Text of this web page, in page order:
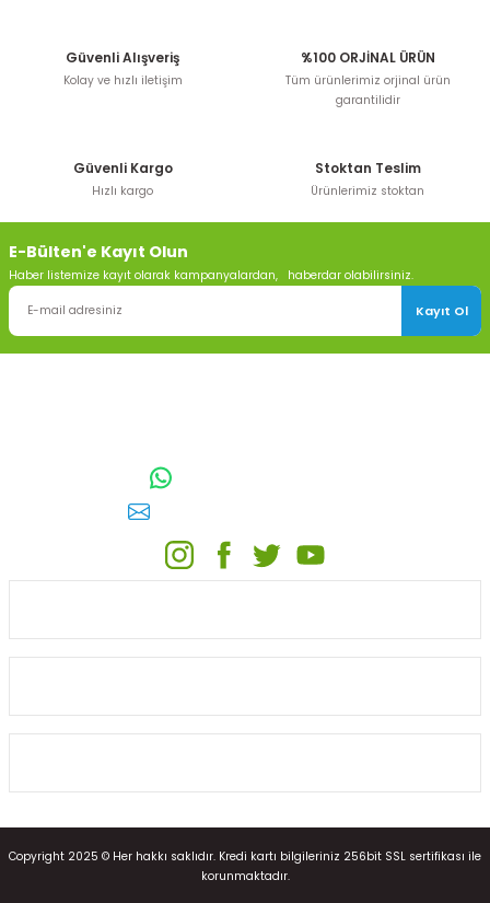
Güvenli Alışveriş
Kolay ve hızlı iletişim
%100 ORJİNAL ÜRÜN
Tüm ürünlerimiz orjinal ürün
garantilidir
Güvenli Kargo
Hızlı kargo
Stoktan Teslim
Ürünlerimiz stoktan
E-Bülten'e Kayıt Olun
Haber listemize kayıt olarak kampanyalardan, haberdar olabilirsiniz.
Kayıt Ol
Copyright 2025 © Her hakkı saklıdır. Kredi kartı bilgileriniz 256bit SSL sertifikası ile
korunmaktadır.